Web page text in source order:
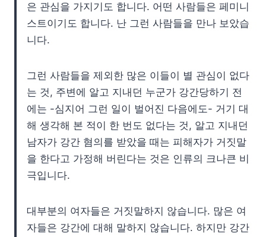
은 관심을 가지기도 합니다. 어떤 사람들은 페미니
스트이기도 합니다. 난 그런 사람들을 만나 보았습
니다.
그런 사람들을 제외한 많은 이들이 별 관심이 없다
는 것, 주변에 알고 지내던 누군가 강간당하기 전
에는 -심지어 그런 일이 벌어진 다음에도- 거기 대
해 생각해 본 적이 한 번도 없다는 것, 알고 지내던
남자가 강간 혐의를 받았을 때는 피해자가 거짓말
을 한다고 가정해 버린다는 것은 인류의 크나큰 비
극입니다.
대부분의 여자들은 거짓말하지 않습니다. 많은 여
자들은 강간에 대해 말하지 않습니다. 하지만 강간